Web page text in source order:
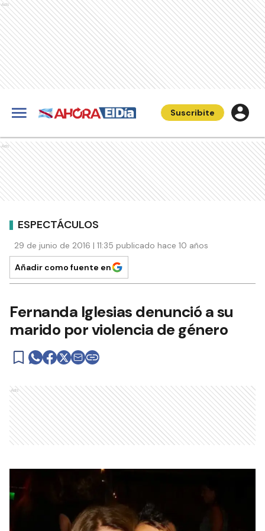
Ads
Suscribite
Ads
ESPECTÁCULOS
29 de junio de 2016 | 11:35 publicado hace 10 años
Añadir como fuente en
Fernanda Iglesias denunció a su
marido por violencia de género
Ads